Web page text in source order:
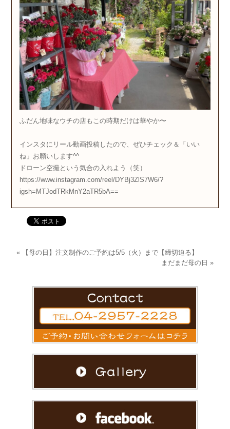
ふだん地味なウチの店もこの時期だけは華やか〜
インスタにリール動画投稿したので、ぜひチェック＆「いい
ね」お願いします^^
ドローン空撮という気合の入れよう（笑）
https://www.instagram.com/reel/DYBj3ZlS7W6/?
igsh=MTJodTRkMnY2aTR5bA==
«
【母の日】注文制作のご予約は5/5（火）まで【締切迫る】
まだまだ母の日 »